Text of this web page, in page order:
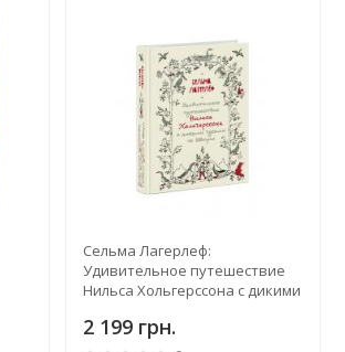
Сельма Лагерлеф:
Удивительное путешествие
Нильса Хольгерссона с дикими
2 199 грн.